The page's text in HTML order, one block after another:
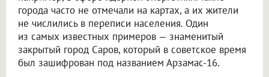
города часто не отмечали на картах, а их жители
не числились в переписи населения. Один
из самых известных примеров — знаменитый
закрытый город Саров, который в советское время
был зашифрован под названием Арзамас-16.